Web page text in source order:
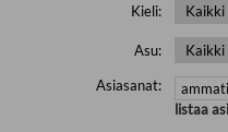
Kieli:
Asu:
Asiasanat:
listaa